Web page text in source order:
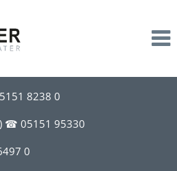
8238 0
☎ 05151 95330
0